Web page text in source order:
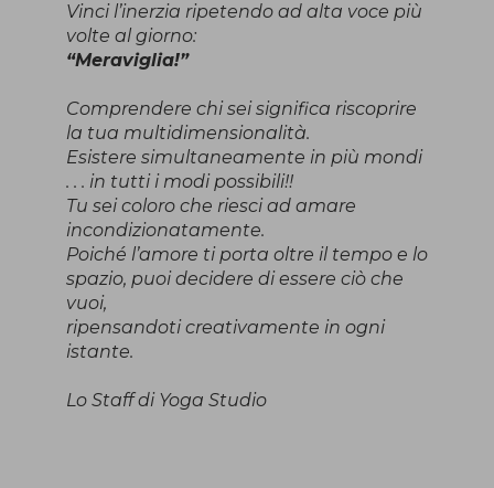
Vinci l’inerzia ripetendo ad alta voce più
volte al giorno:
“Meraviglia!”
Comprendere chi sei significa riscoprire
la tua multidimensionalità.
Esistere simultaneamente in più mondi
. . . in tutti i modi possibili!!
Tu sei coloro che riesci ad amare
incondizionatamente.
Poiché l’amore ti porta oltre il tempo e lo
spazio, puoi decidere di essere ciò che
vuoi,
ripensandoti creativamente in ogni
istante.
Lo Staff di Yoga Studio